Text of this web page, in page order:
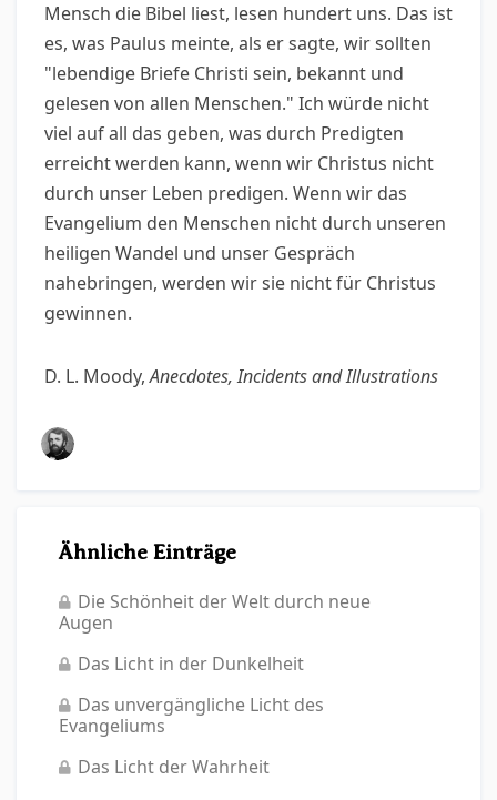
Mensch die Bibel liest, lesen hundert uns. Das ist
es, was Paulus meinte, als er sagte, wir sollten
"lebendige Briefe Christi sein, bekannt und
gelesen von allen Menschen." Ich würde nicht
viel auf all das geben, was durch Predigten
erreicht werden kann, wenn wir Christus nicht
durch unser Leben predigen. Wenn wir das
Evangelium den Menschen nicht durch unseren
heiligen Wandel und unser Gespräch
nahebringen, werden wir sie nicht für Christus
gewinnen.
D. L. Moody,Anecdotes, Incidents and Illustrations
Ähnliche Einträge
Die Schönheit der Welt durch neue
Augen
Das Licht in der Dunkelheit
Das unvergängliche Licht des
Evangeliums
Das Licht der Wahrheit